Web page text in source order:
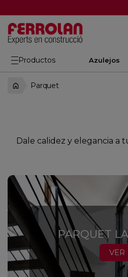
Productos Azulejos
Parquet
Dale calidez y elegancia a
PARQUET
VER